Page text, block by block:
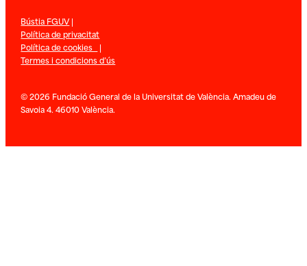
Bústia FGUV|
Política de privacitat
Política de cookies |
Termes i condicions d’ús
© 2026 Fundació General de la Universitat de València. Amadeu de
Savoia 4. 46010 València.